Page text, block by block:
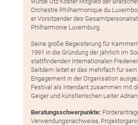
Orchestre Philharmonique du
er Vorsitzender des
Philharmonie Luxemburg.
Seine große Begeisterung für
1991 in die Gründung der jährlich im
stattfindenden Internationalen
Seitdem leitet er das mehrfach für
Engagement in der Organisation
Festival als Intendant zusammen mit
Geiger und künstlerischen Leiter Adrian
Beratungsschwerpunkte:
Verwendungsnachweise,